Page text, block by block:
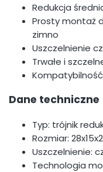
Redukcja
Prosty montaż
zimno
Uszczelnienie
Trwałe i
Dane techniczne
Typ: trójnik
Rozmiar:
Uszczelnienie:
Technologia